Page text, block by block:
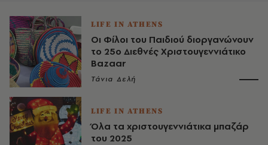
LIFE IN ATHENS
Οι Φίλοι του Παιδιού διοργανώνουν
το 25o Διεθνές Χριστουγεννιάτικο
Bazaar
Τάνια Δελή
LIFE IN ATHENS
Όλα τα χριστουγεννιάτικα μπαζάρ
του 2025